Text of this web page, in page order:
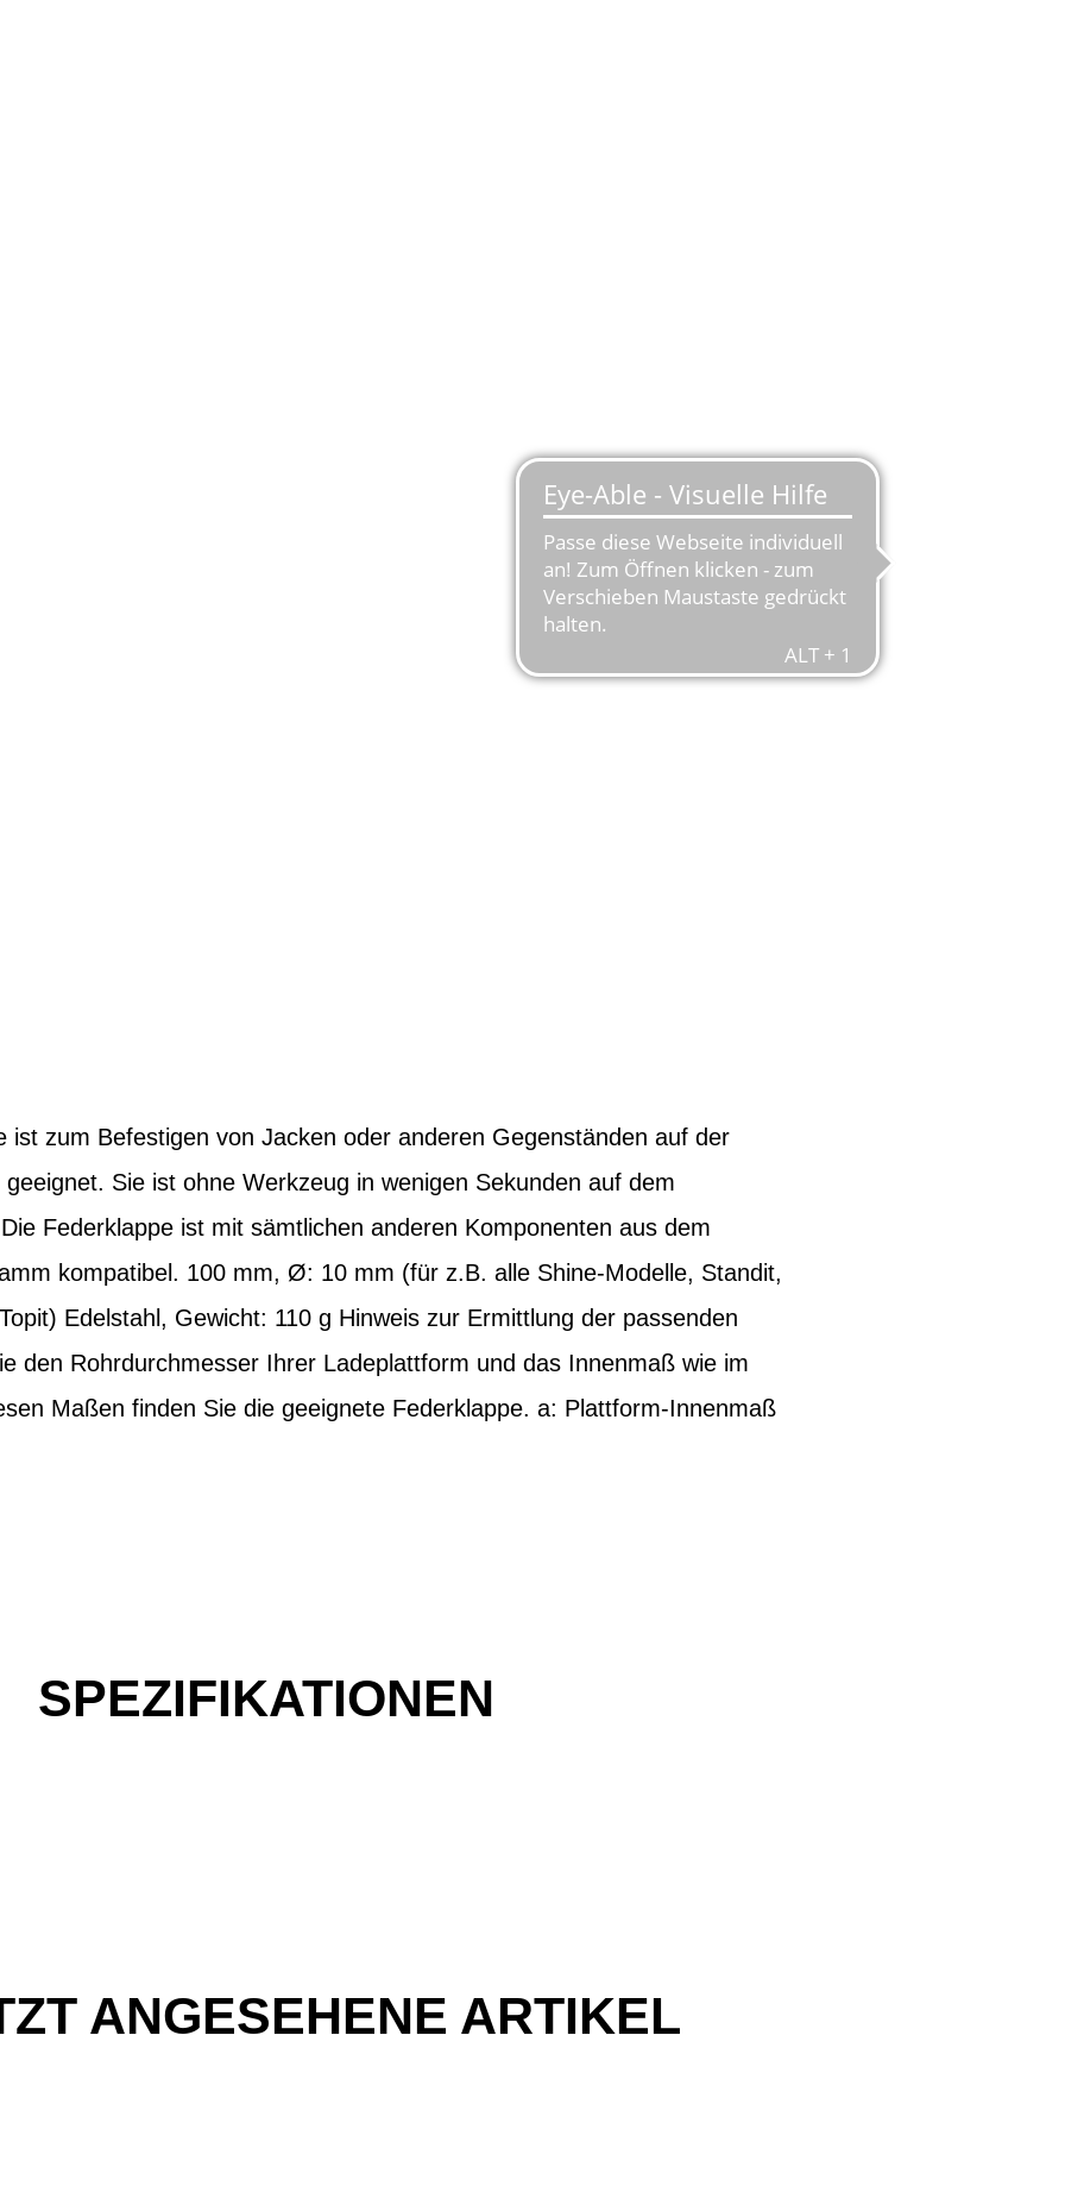
ist zum Befestigen von Jacken oder anderen Gegenständen auf der
Sie ist ohne Werkzeug in wenigen Sekunden auf dem
Federklappe ist mit sämtlichen anderen Komponenten aus dem
kompatibel. 100 mm, Ø: 10 mm (für z.B. alle Shine-Modelle, Standit,
Edelstahl, Gewicht: 110 g Hinweis zur Ermittlung der passenden
den Rohrdurchmesser Ihrer Ladeplattform und das Innenmaß wie im
Maßen finden Sie die geeignete Federklappe. a: Plattform-Innenmaß
SPEZIFIKATIONEN
ANGESEHENE ARTIKEL